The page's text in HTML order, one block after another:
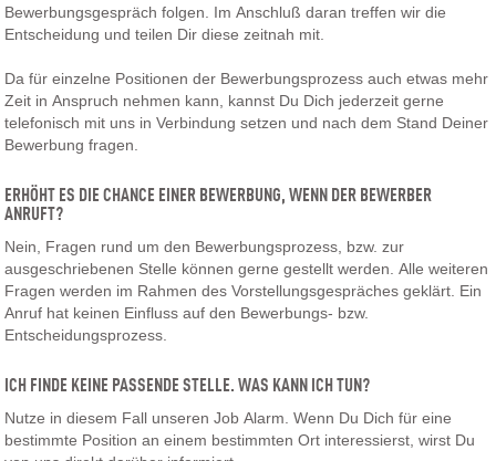
Bewerbungsgespräch folgen. Im Anschluß daran treffen wir die
Entscheidung und teilen Dir diese zeitnah mit.
Da für einzelne Positionen der Bewerbungsprozess auch etwas mehr
Zeit in Anspruch nehmen kann, kannst Du Dich jederzeit gerne
telefonisch mit uns in Verbindung setzen und nach dem Stand Deiner
Bewerbung fragen.
ERHÖHT ES DIE CHANCE EINER BEWERBUNG, WENN DER BEWERBER
ANRUFT?
Nein, Fragen rund um den Bewerbungsprozess, bzw. zur
ausgeschriebenen Stelle können gerne gestellt werden. Alle weiteren
Fragen werden im Rahmen des Vorstellungsgespräches geklärt. Ein
Anruf hat keinen Einfluss auf den Bewerbungs- bzw.
Entscheidungsprozess.
ICH FINDE KEINE PASSENDE STELLE. WAS KANN ICH TUN?
Nutze in diesem Fall unseren Job Alarm. Wenn Du Dich für eine
bestimmte Position an einem bestimmten Ort interessierst, wirst Du